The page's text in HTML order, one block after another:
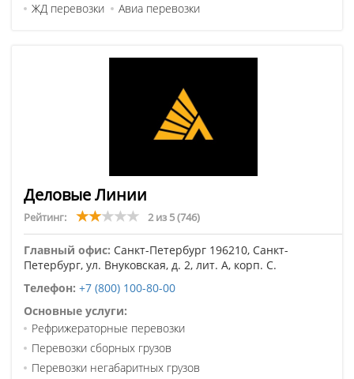
ЖД перевозки
Авиа перевозки
Деловые Линии
Рейтинг: 2 из 5(746)
Главный офис: Санкт-Петербург 196210, Санкт-
Петербург, ул. Внуковская, д. 2, лит. А, корп. С.
Телефон: +7 (800) 100-80-00
Основные услуги:
Рефрижераторные перевозки
Перевозки сборных грузов
Перевозки негабаритных грузов